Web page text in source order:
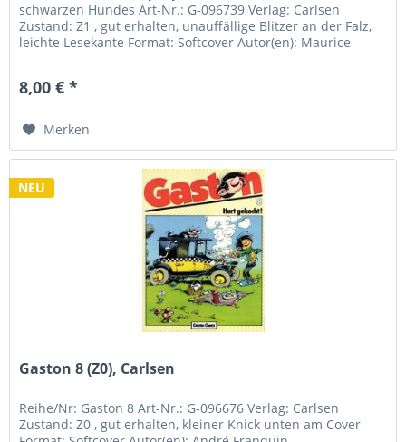
schwarzen Hundes Art-Nr.: G-096739 Verlag: Carlsen
Zustand: Z1 , gut erhalten, unauffällige Blitzer an der Falz,
leichte Lesekante Format: Softcover Autor(en): Maurice
8,00 € *
Merken
NEU
Gaston 8 (Z0), Carlsen
Reihe/Nr: Gaston 8 Art-Nr.: G-096676 Verlag: Carlsen
Zustand: Z0 , gut erhalten, kleiner Knick unten am Cover